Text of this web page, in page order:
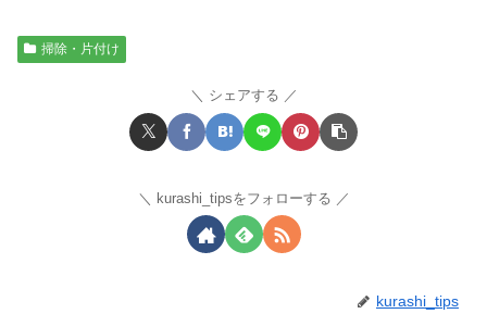
掃除・片付け
シェアする
kurashi_tipsをフォローする
kurashi_tips